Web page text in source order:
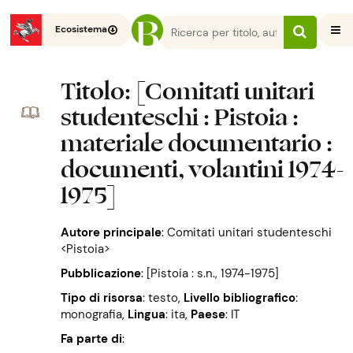
Ecosistema
Titolo: [Comitati unitari
studenteschi : Pistoia :
materiale documentario :
documenti, volantini 1974-
1975]
Autore principale:Comitati unitari studenteschi
<Pistoia>
Pubblicazione: [Pistoia : s.n., 1974-1975]
Tipo di risorsa: testo, Livello bibliografico:
monografia, Lingua: ita, Paese: IT
Fa parte di: